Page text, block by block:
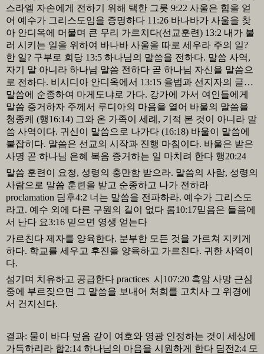
스라엘 자손에게 전하기 위해 택한 그릇 9:22 사울은 힘을 얻
어 예수가 그리스도임을 증명하다 11:26 바나바가 사울을 찾
아 안디옥에 머물며 큰 무리 가르치다(선교훈련) 13:2 내가 불
러 시키는 일을 위하여 바나바 사울을 따로 세우라 주의 일?
한 일? 구부로 회당 13:5 하나님의 말씀을 전하다. 말씀 사역,
자기 말 아니라 하나님 말씀 전하다 곧 하나님 자신을 말씀으
로 전하다. 비시디아 안디옥에서 13:15 율법과 선지자의 글…
말씀에 순종하여 마게도냐로 가다. 강가에 가서 여인들에게
말씀 증거하자 주께서 루디아의 마음을 열어 바울의 말씀을
청종케 (행16:14) 그와 온 가족이 세례 , 기적 본 것이 아니라 말
씀 사역이다. 귀신이 말씀으로 나가다 (16:18) 바울이 말씀에
붙잡히다. 말씀은 선교의 시작과 진행 마침이다. 바울은 받은
사명 곧 하나님 은혜 복음 증거하는 일 마치려 한다 행20:24
말씀 훈련이 요청, 성령의 충만함 받으라. 말씀의 사람, 성령의
사람으로 말씀 훈련을 받고 순종하고 나가 전하라
proclamation 딤후4:2 너는 말씀을 전파하라. 예수가 그리스도
라고. 예수 외에 다른 구원의 길이 없다 롬10:17믿음은 들음에
서 난다 요3:16 믿으면 영생 얻는다
가르친다 제자를 양육한다. 분부한 모든 것을 가르쳐 지키게
하다. 학교를 세우고 후진을 양육하고 가르친다. 귀한 사역이
다.
섬기며 치유하고 공급한다 practices 시 107:20 흑암 사망 근심
중에 부르짖으면 그 말씀을 보내어 처희를 고치사 그 위경에
서 건지신다.
결과: 물이 바다 덮음 같이 여호와 영광 인정하는 것이 세상에
가득하리라 합2:14 하나님의 마음을 시원하게 한다 딤전 2:4 모